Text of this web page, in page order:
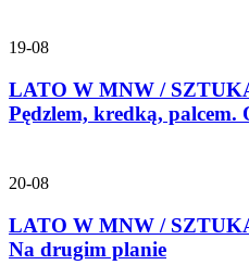
19-08
LATO W MNW /
Pędzlem, kredką, palcem.
20-08
LATO W MNW /
Na drugim planie